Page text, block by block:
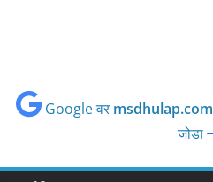
Google वर msdhulap.com
जोडा